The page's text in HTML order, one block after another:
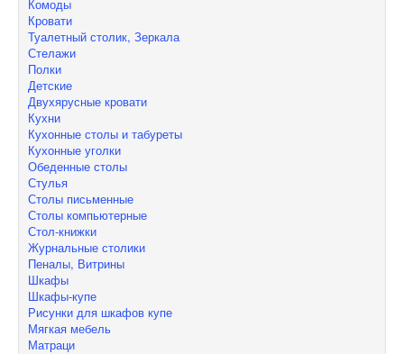
Комоды
Кровати
Туалетный столик, Зеркала
Стелажи
Полки
Детские
Двухярусные кровати
Кухни
Кухонные столы и табуреты
Кухонные уголки
Обеденные столы
Стулья
Столы письменные
Столы компьютерные
Стол-книжки
Журнальные столики
Пеналы, Витрины
Шкафы
Шкафы-купе
Рисунки для шкафов купе
Мягкая мебель
Матраци